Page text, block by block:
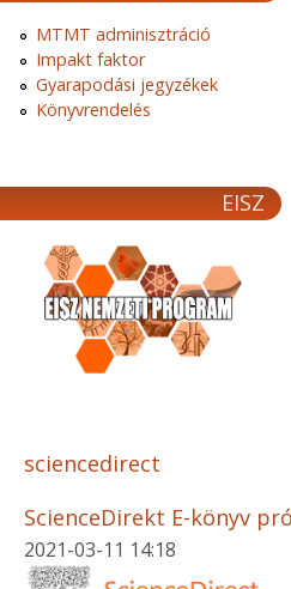
MTMT adminisztráció
Impakt faktor
Gyarapodási jegyzékek
Könyvrendelés
EISZ
sciencedirect
ScienceDirekt E-könyv
2021-03-11 14:18